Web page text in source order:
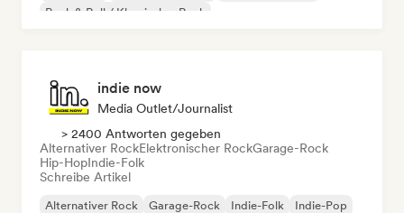
Rock & Roll / Klassischer Rock
indie now
Media Outlet/Journalist
> 2400 Antworten gegeben
Alternativer RockElektronischer RockGarage-Rock
Hip-HopIndie-Folk
Schreibe Artikel
Alternativer Rock Garage-Rock Indie-Folk
Indie-Pop